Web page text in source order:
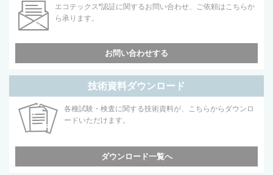
エコテックス®認証に関するお問い合わせ、ご依頼はこちらか
ら承ります。
お問い合わせする
技術資料ダウンロード
各種試験・検査に関する技術資料が、こちらからダウンロ
ードいただけます。
ダウンロード一覧へ